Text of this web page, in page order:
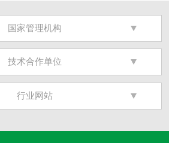
国家管理机构
技术合作单位
行业网站